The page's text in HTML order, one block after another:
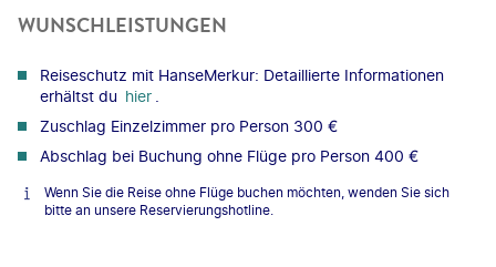
WUNSCHLEISTUNGEN
Reiseschutz mit HanseMerkur: Detaillierte Informationen
erhältst du hier
Zuschlag Einzelzimmer pro Person 300 €
Abschlag bei Buchung ohne Flüge pro Person 400 €
Wenn Sie die Reise ohne Flüge buchen möchten, wenden Sie sich
bitte an unsere Reservierungshotline.